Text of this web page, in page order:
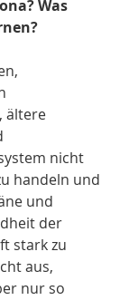
Was
ältere
nicht
handeln und
und
der
stark zu
aus,
nur so